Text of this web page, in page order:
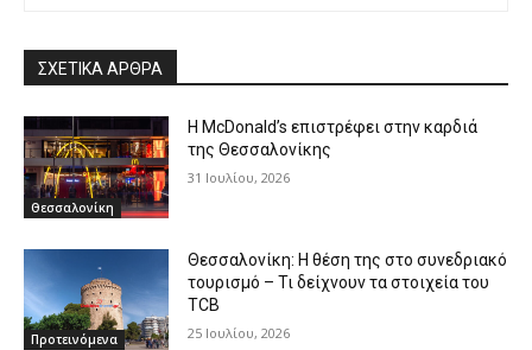
ΣΧΕΤΙΚΑ ΑΡΘΡΑ
Θεσσαλονίκη
Η McDonald’s επιστρέφει στην καρδιά
της Θεσσαλονίκης
31 Ιουλίου, 2026
Προτεινόμενα
Θεσσαλονίκη: Η θέση της στο συνεδριακό
τουρισμό – Τι δείχνουν τα στοιχεία του
TCB
25 Ιουλίου, 2026